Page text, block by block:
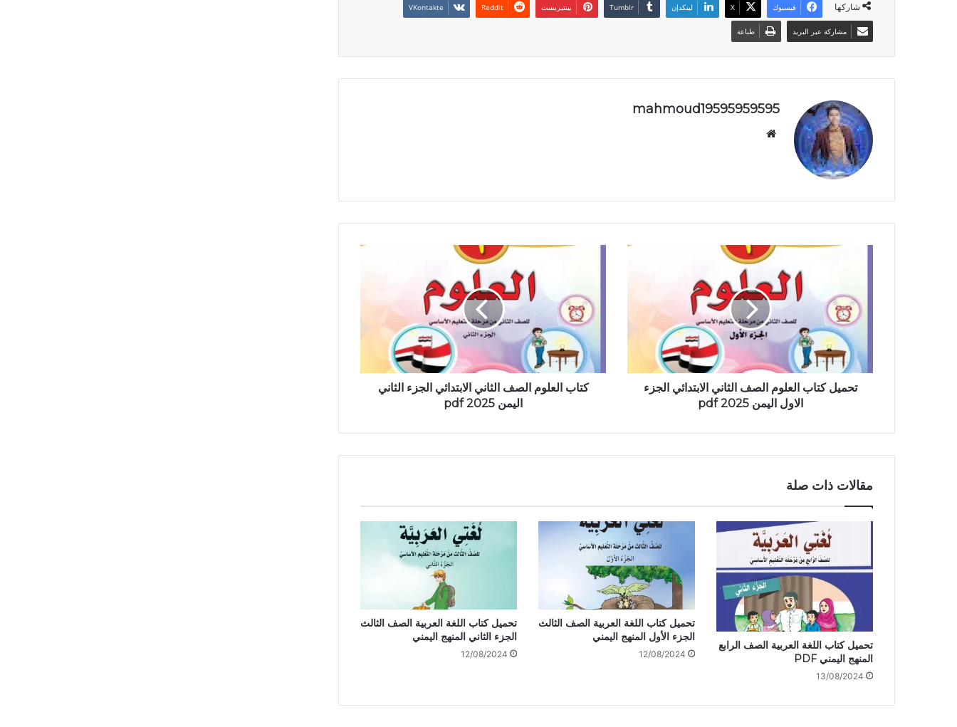
شاركها فيسبوك X لينكدإن بينتيريست
مشاركة عبر البريد طباعة
mahmoud19595959595
تحميل كتاب العلوم الصف الثاني الابتدائي الجزء
الاول اليمن 2025 pdf
كتاب العلوم الصف الثاني الابتدائي الجزء الثاني
اليمن 2025 pdf
مقالات ذات صلة
تحميل كتاب اللغة العربية الصف الرابع
المنهج اليمني PDF
13/08/2024
تحميل كتاب اللغة العربية الصف الثالث
الجزء الأول المنهج اليمني
12/08/2024
تحميل كتاب اللغة العربية الصف الثالث
الجزء الثاني المنهج اليمني
12/08/2024